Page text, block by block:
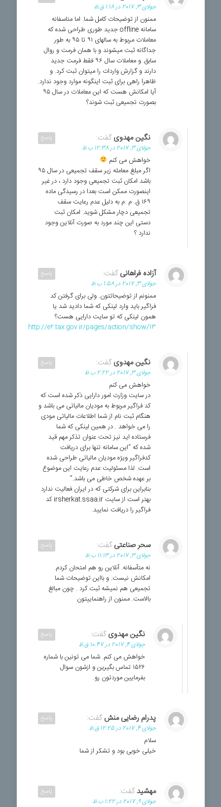
جولای 3, 2017 در 1:18 ق.ظ
ممنون از توضیحات کامل شما. اما متاسفانه
سامانه offline جدید طوری طراحی شده که
معاملات مربوط به سالهای ۹۱ تا ۹۵ به طور
جداگانه ثبت میشوند و با همان فرمت و روال
سابق. و معاملات سال ۹۶ فقط فرمت جدید
دارند و گزارش واردات را میتوان ثبت کرد. و
ظاهرا راهی برای ثبت اینگونه موارد وجود ندارد.
آیا امکانش هست که این معاملات در سال ۹۵
بصورت تجمیعی ثبت شوند؟
نگین مهدوی گفت:
جولای 3, 2017 در 12:38 ب.ظ
خواهش می کنم
اگر مبلغ معامله زیر سقف تجمیعی در سال ۹۵
باشد امکان ثبت تجمیعی وجود دارد ، در غیر
اینصورت ممکن است بعدا در رسیدگی ماده
۱۶۹ ق. م .م به دلیل عدم رعایت سقف
تجمیعی دچار مشکل شوید. امکان ثبت
دستی این چند مورد به صورت آنلاین وجود
ندارد ؟
پاسخ
آزاده فراهانی گفت:
جولای 3, 2017 در 1:58 ب.ظ
ممنونم از توضیحاتتون. ولی برای گرفتن کد
فراگیر باید وارد لینکی که شما دادید شد یا
همون لینکی که تو سایت دارایی هست؟
http://e2.tax.gov.ir/pages/action/show/13
پاسخ
نگین مهدوی گفت:
جولای 3, 2017 در 2:22 ب.ظ
خواهش می کنم
در سایت وزارت امور دارایی ذکر شده است که
کد فراگیر مربوط به مودیان مالیاتی می باشد و
هنگام ثبت نام از شما اطلاعات مالیاتی مودی
را می خواهد . در همین لینکی که شما
فرستاده اید نیز تحت عنوان تذکر مهم قید
شده که “این سامانه تنها برای دریافت
کدفراگیر ویژه مودیان مالیاتی طراحی شده
است. لذا مسئولیت عدم رعایت این موضوع
بر عهده شخص خاطی می باشد.”
بنابراین برای شرکتی که در ایران فعالیت ندارد
بهتر است از سایت irsherkat.ssaa.ir کد
فراگیر را دریافت نمایید.
پاسخ
سحر صناعتی گفت:
جولای 3, 2017 در 11:13 ب.ظ
نه متآسفانه. آنلاین رو هم امتحان کردم.
امکانش نیست. و بااین توضیحات شما
تجمیعی هم نمیشه ثبت کرد . چون مبالغ
بالاست. ممنون از راهنماییتون
پاسخ
نگین مهدوی گفت:
جولای 4, 2017 در 10:47 ق.ظ
خواهش می کنم. شما می تونین با شماره
۱۵۲۶ تماس بگیرین و ازشون سوال
بفرمایین موردتون رو.
پاسخ
پدرام رضایی منش گفت:
جولای 4, 2017 در 12:25 ق.ظ
سلام
خیلی خوبی بود و تشکر از شما
پاسخ
مهشیدگفت:
جولای 9, 2017 در 1:22 ب.ظ
پاسخ